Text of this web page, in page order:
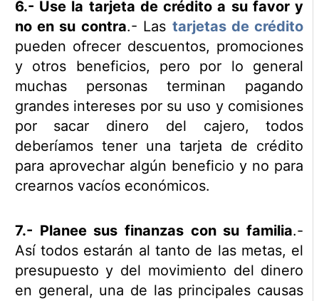
6.- Use la tarjeta de crédito a su favor y
no en su contra.- Las tarjetas de crédito
pueden ofrecer descuentos, promociones
y otros beneficios, pero por lo general
muchas personas terminan pagando
grandes intereses por su uso y comisiones
por sacar dinero del cajero, todos
deberíamos tener una tarjeta de crédito
para aprovechar algún beneficio y no para
crearnos vacíos económicos.
7.- Planee sus finanzas con su familia.-
Así todos estarán al tanto de las metas, el
presupuesto y del movimiento del dinero
en general, una de las principales causas